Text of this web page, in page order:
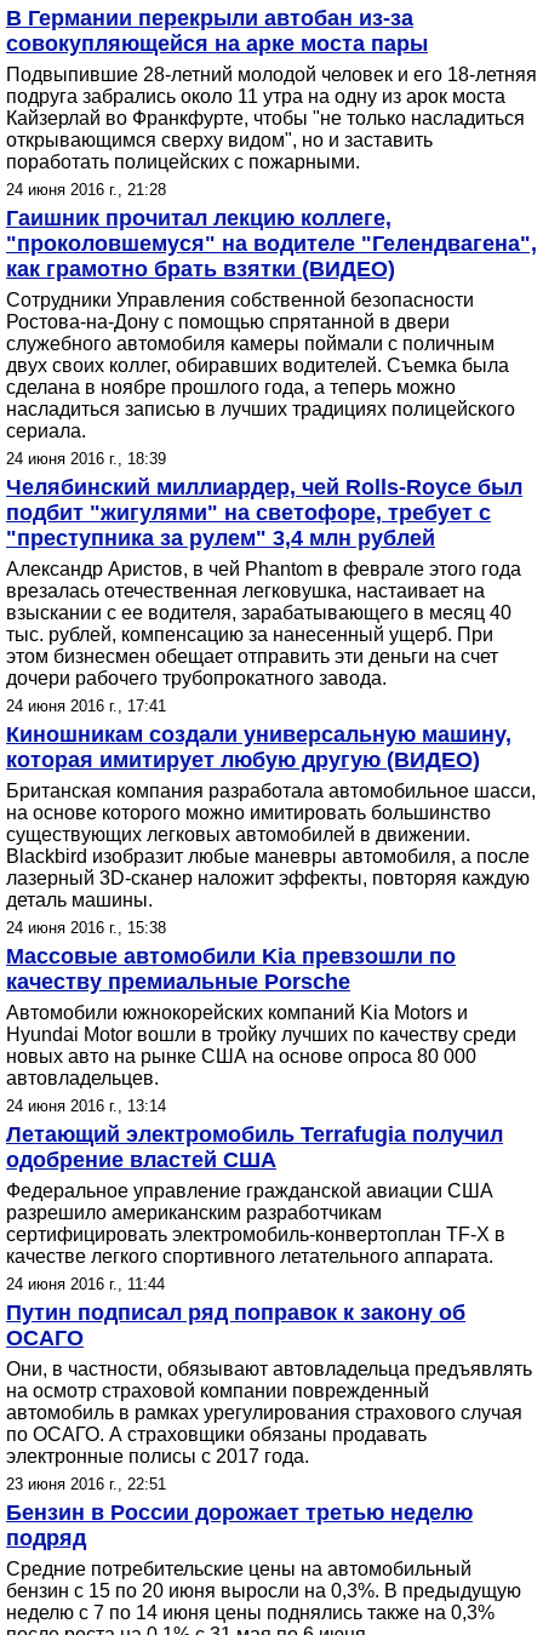
В Германии перекрыли автобан из-за
совокупляющейся на арке моста пары
Подвыпившие 28-летний молодой человек и его 18-летняя
подруга забрались около 11 утра на одну из арок моста
Кайзерлай во Франкфурте, чтобы "не только насладиться
открывающимся сверху видом", но и заставить
поработать полицейских с пожарными.
24 июня 2016 г., 21:28
Гаишник прочитал лекцию коллеге,
"проколовшемуся" на водителе "Гелендвагена",
как грамотно брать взятки (ВИДЕО)
Сотрудники Управления собственной безопасности
Ростова-на-Дону с помощью спрятанной в двери
служебного автомобиля камеры поймали с поличным
двух своих коллег, обиравших водителей. Съемка была
сделана в ноябре прошлого года, а теперь можно
насладиться записью в лучших традициях полицейского
сериала.
24 июня 2016 г., 18:39
Челябинский миллиардер, чей Rolls-Royce был
подбит "жигулями" на светофоре, требует с
"преступника за рулем" 3,4 млн рублей
Александр Аристов, в чей Phantom в феврале этого года
врезалась отечественная легковушка, настаивает на
взыскании с ее водителя, зарабатывающего в месяц 40
тыс. рублей, компенсацию за нанесенный ущерб. При
этом бизнесмен обещает отправить эти деньги на счет
дочери рабочего трубопрокатного завода.
24 июня 2016 г., 17:41
Киношникам создали универсальную машину,
которая имитирует любую другую (ВИДЕО)
Британская компания разработала автомобильное шасси,
на основе которого можно имитировать большинство
существующих легковых автомобилей в движении.
Blackbird изобразит любые маневры автомобиля, а после
лазерный 3D-сканер наложит эффекты, повторяя каждую
деталь машины.
24 июня 2016 г., 15:38
Массовые автомобили Kia превзошли по
качеству премиальные Porsche
Автомобили южнокорейских компаний Kia Motors и
Hyundai Motor вошли в тройку лучших по качеству среди
новых авто на рынке США на основе опроса 80 000
автовладельцев.
24 июня 2016 г., 13:14
Летающий электромобиль Terrafugia получил
одобрение властей США
Федеральное управление гражданской авиации США
разрешило американским разработчикам
сертифицировать электромобиль-конвертоплан TF-X в
качестве легкого спортивного летательного аппарата.
24 июня 2016 г., 11:44
Путин подписал ряд поправок к закону об
ОСАГО
Они, в частности, обязывают автовладельца предъявлять
на осмотр страховой компании поврежденный
автомобиль в рамках урегулирования страхового случая
по ОСАГО. А страховщики обязаны продавать
электронные полисы с 2017 года.
23 июня 2016 г., 22:51
Бензин в России дорожает третью неделю
подряд
Средние потребительские цены на автомобильный
бензин с 15 по 20 июня выросли на 0,3%. В предыдущую
неделю с 7 по 14 июня цены поднялись также на 0,3%